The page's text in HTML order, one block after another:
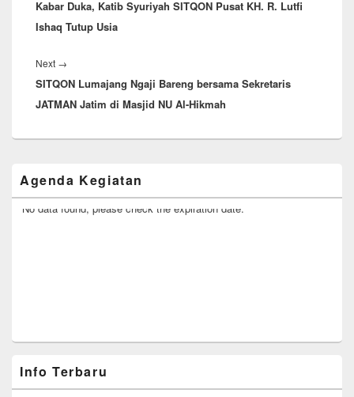
post:
Kabar Duka, Katib Syuriyah SITQON Pusat KH. R. Lutfi
Ishaq Tutup Usia
Next →
post:
SITQON Lumajang Ngaji Bareng bersama Sekretaris
JATMAN Jatim di Masjid NU Al-Hikmah
Sidebar
Widget
Area
Agenda Kegiatan
Info Terbaru